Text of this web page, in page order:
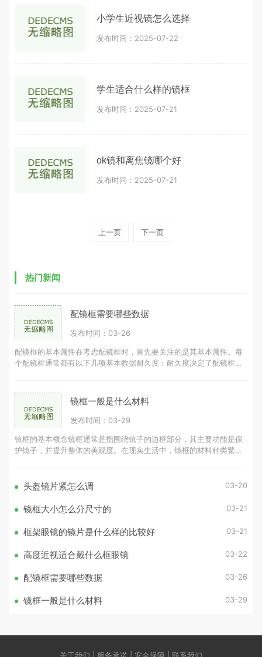
小学生近视镜怎么选择
发布时间：2025-07-22
学生适合什么样的镜框
发布时间：2025-07-21
ok镜和离焦镜哪个好
发布时间：2025-07-21
上一页 下一页
热门新闻
配镜框需要哪些数据
发布时间：03-26
配镜框的基本属性在考虑配镜框时，首先要关注的是其基本属性。每
个配镜框通常都有以下几项基本数据耐久度：耐久度决定了配镜框的
镜框一般是什么材料
发布时间：03-29
镜框的基本概念镜框通常是指围绕镜子的边框部分，其主要功能是保
护镜子，并提升整体的美观度。在现实生活中，镜框的材料种类繁
头盔镜片紧怎么调 03-20
镜框大小怎么分尺寸的 03-21
框架眼镜的镜片是什么样的比较好 03-21
高度近视适合戴什么框眼镜 03-22
配镜框需要哪些数据 03-26
镜框一般是什么材料 03-29